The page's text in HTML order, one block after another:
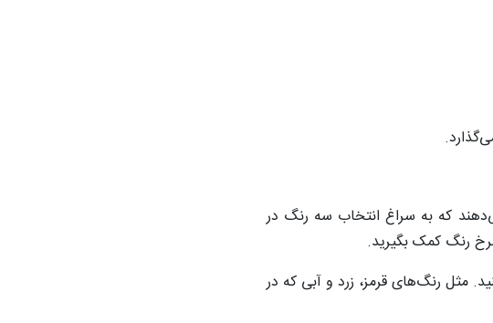
که به سراغ انتخاب سه رنگ در
رنگ کمک بگیرید.
مثل رنگ‌های قرمز، زرد و آبی که در